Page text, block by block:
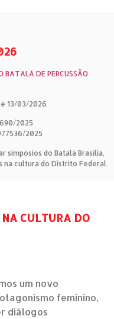
DE PERCUSSÃO
13/03/2026
2025
2025
simpósios do Batalá Brasília,
cultura do Distrito Federal.
NA CULTURA DO
um novo
feminino,
diálogos